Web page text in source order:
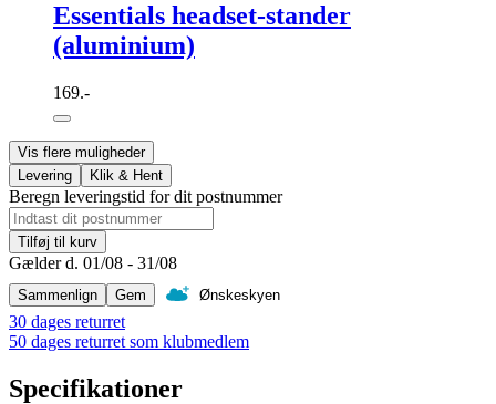
Essentials headset-stander
(aluminium)
169.-
Vis flere muligheder
Levering
Klik & Hent
Beregn leveringstid for dit postnummer
Tilføj til kurv
Gælder d. 01/08 - 31/08
Sammenlign Gem Ønskeskyen
30 dages returret
50 dages returret som klubmedlem
Specifikationer